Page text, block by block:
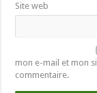
Site web
mon e-mail et mon
commentaire.